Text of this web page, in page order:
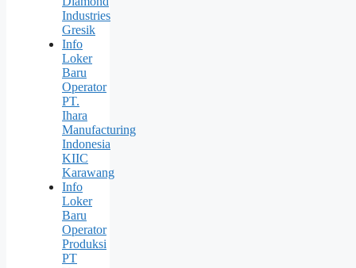
Industries
Gresik
Info
Loker
Baru
Operator
PT.
Ihara
Manufacturing
Indonesia
KIIC
Karawang
Info
Loker
Baru
Operator
Produksi
PT